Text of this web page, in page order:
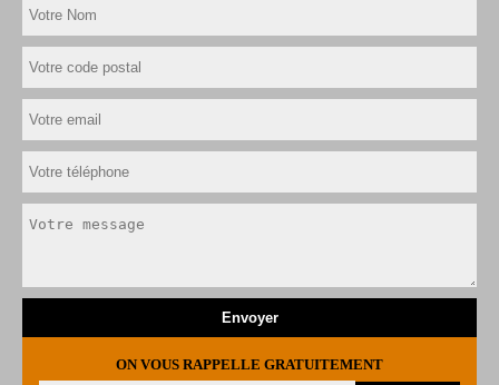
ON VOUS RAPPELLE GRATUITEMENT